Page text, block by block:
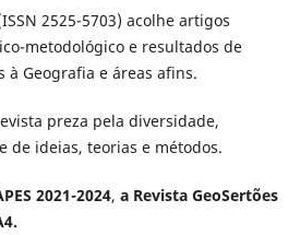
2525-5703) acolhe artigos
metodológico e resultados de
à Geografia e áreas afins.
preza pela diversidade,
de ideias, teorias e métodos.
2021-2024, a Revista GeoSertões